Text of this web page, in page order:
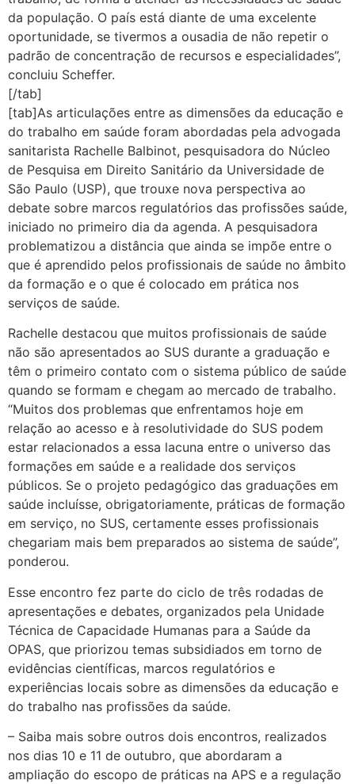
da população. O país está diante de uma excelente
oportunidade, se tivermos a ousadia de não repetir o
padrão de concentração de recursos e especialidades”,
concluiu Scheffer.
[/tab]
[tab]As articulações entre as dimensões da educação e
do trabalho em saúde foram abordadas pela advogada
sanitarista Rachelle Balbinot, pesquisadora do Núcleo
de Pesquisa em Direito Sanitário da Universidade de
São Paulo (USP), que trouxe nova perspectiva ao
debate sobre marcos regulatórios das profissões saúde,
iniciado no primeiro dia da agenda. A pesquisadora
problematizou a distância que ainda se impõe entre o
que é aprendido pelos profissionais de saúde no âmbito
da formação e o que é colocado em prática nos
serviços de saúde.
Rachelle destacou que muitos profissionais de saúde
não são apresentados ao SUS durante a graduação e
têm o primeiro contato com o sistema público de saúde
quando se formam e chegam ao mercado de trabalho.
“Muitos dos problemas que enfrentamos hoje em
relação ao acesso e à resolutividade do SUS podem
estar relacionados a essa lacuna entre o universo das
formações em saúde e a realidade dos serviços
públicos. Se o projeto pedagógico das graduações em
saúde incluísse, obrigatoriamente, práticas de formação
em serviço, no SUS, certamente esses profissionais
chegariam mais bem preparados ao sistema de saúde”,
ponderou.
Esse encontro fez parte do ciclo de três rodadas de
apresentações e debates, organizados pela Unidade
Técnica de Capacidade Humanas para a Saúde da
OPAS, que priorizou temas subsidiados em torno de
evidências científicas, marcos regulatórios e
experiências locais sobre as dimensões da educação e
do trabalho nas profissões da saúde.
– Saiba mais sobre outros dois encontros, realizados
nos dias 10 e 11 de outubro, que abordaram a
ampliação do escopo de práticas na APS e a regulação